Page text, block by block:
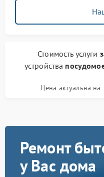
Стоимость услуги
устройства
Цена актуальна
Ремонт
у Вас дома